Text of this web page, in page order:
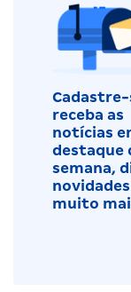
Cadastre-
receba as
notícias
destaque
semana,
muito